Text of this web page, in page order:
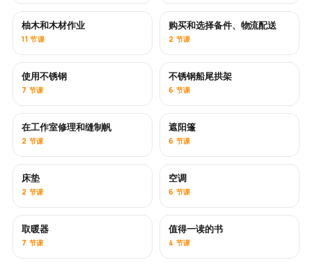
柚木和木材作业
11 节课
即将推出
购买和选择备件、物流配送
2 节课
即将推出
使用不锈钢
7 节课
不锈钢船尾拱架
6 节课
即将推出
在工作室修理和缝制帆
2 节课
遮阳篷
6 节课
床垫
2 节课
即将推出
空调
6 节课
即将推出
取暖器
7 节课
即将推出
值得一读的书
4 节课